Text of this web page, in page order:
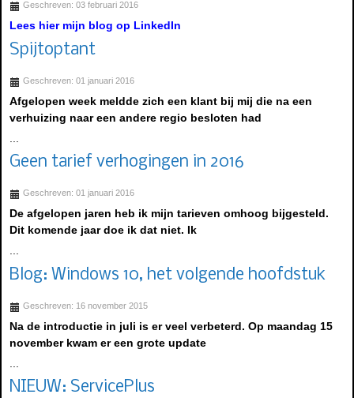
Geschreven: 03 februari 2016
Lees hier mijn blog op LinkedIn
Spijtoptant
Geschreven: 01 januari 2016
Afgelopen week meldde zich een klant bij mij die na een
verhuizing naar een andere regio besloten had
Geen tarief verhogingen in 2016
Geschreven: 01 januari 2016
De afgelopen jaren heb ik mijn tarieven omhoog bijgesteld.
Dit komende jaar doe ik dat niet. Ik
Blog: Windows 10, het volgende hoofdstuk
Geschreven: 16 november 2015
Na de introductie in juli is er veel verbeterd. Op maandag 15
november kwam er een grote update
NIEUW: ServicePlus